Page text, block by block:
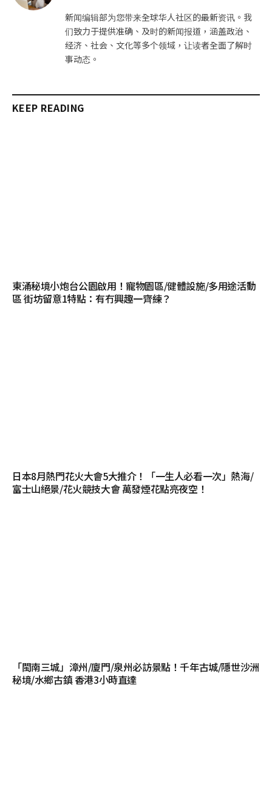
新闻编辑部为您带来全球华人社区的最新资讯。我
们致力于提供准确、及时的新闻报道，涵盖政治、
经济、社会、文化等多个领域，让读者全面了解时
事动态。
KEEP READING
東涌秘境小炮台公園啟用！寵物園區/健體設施/多用途活動
區 街坊留意1特點：有冇興趣一齊練？
日本8月熱門花火大會5大推介！「一生人必看一次」熱海/
富士山絕景/花火競技大會 萬發煙花點亮夜空！
「閩南三城」漳州/廈門/泉州必訪景點！千年古城/隱世沙洲
秘境/水鄉古鎮 香港3小時直達